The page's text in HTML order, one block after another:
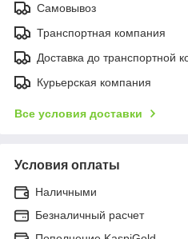
Самовывоз
Транспортная компания
Доставка до транспортной
Курьерская компания
Все условия доставки
Условия оплаты
Наличными
Безналичный расчет